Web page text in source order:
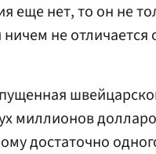
еще нет, то он не
не отличается
миллионов
достаточно